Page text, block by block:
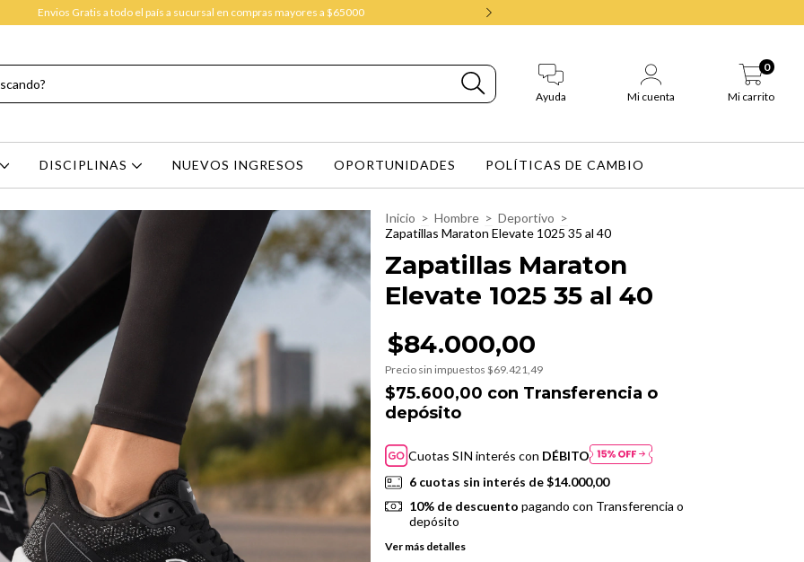
Envios Gratis a todo el país a sucursal en compras mayores a $65000
Ayuda Mi cuenta Mi carrito
0
DISCIPLINAS NUEVOS INGRESOS OPORTUNIDADES POLÍTICAS DE CAMBIO
Inicio > Hombre > Deportivo >
Zapatillas Maraton Elevate 1025 35 al 40
Zapatillas Maraton
Elevate 1025 35 al 40
$84.000,00
Precio sin impuestos $69.421,49
$75.600,00 con Transferencia o
depósito
Cuotas SIN interés con DÉBITO
6 cuotas sin interés de$14.000,00
10% de descuento pagando con Transferencia o
depósito
Ver más detalles